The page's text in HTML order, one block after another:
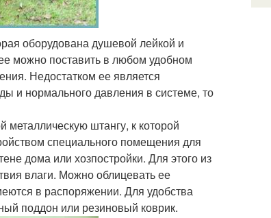
оборудована душевой лейкой и
можно поставить в любом удобном
Недостатком ее является
и нормального давления в системе, то
штангу, к которой
специального помещения для
дома или хозпостройки. Для этого из
влаги. Можно облицевать ее
в распоряжении. Для удобства
поддон или резиновый коврик.